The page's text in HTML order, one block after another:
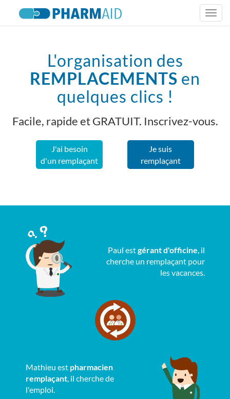
L'organisation des
REMPLACEMENTS en
quelques clics !
Facile, rapide et GRATUIT. Inscrivez-vous.
J'ai besoin
d'un remplaçant
Je suis
remplaçant
Paul estgérant d'officine, il
cherche un remplaçant pour
les vacances.
Mathieu est pharmacien
remplaçant, il cherche de
l'emploi.